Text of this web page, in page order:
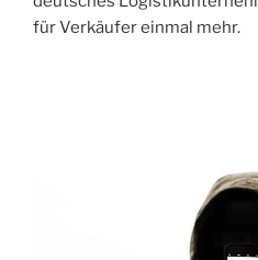
für Verkäufer einmal mehr.